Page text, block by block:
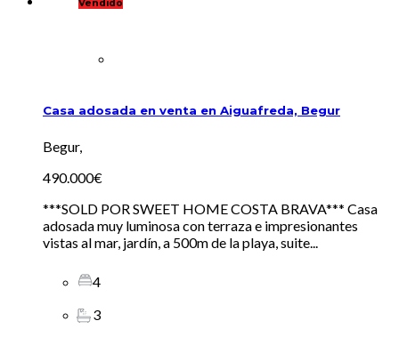
Vendido
Casa adosada en venta en Aiguafreda, Begur
Begur,
490.000€
***SOLD POR SWEET HOME COSTA BRAVA*** Casa
adosada muy luminosa con terraza e impresionantes
vistas al mar, jardín, a 500m de la playa, suite...
4
3